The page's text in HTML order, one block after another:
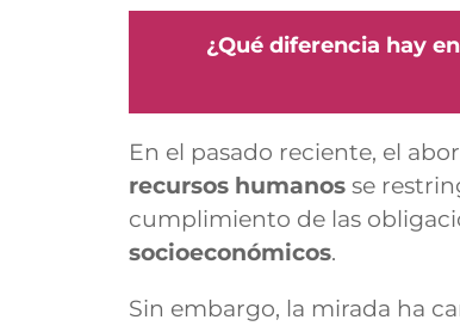
¿Qué diferencia hay
En el pasado reciente, el
recursos humanosse
cumplimiento de las
socioeconómicos.
Sin embargo, la mirada ha